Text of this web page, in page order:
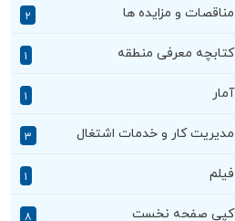
مناقصات و مزایده ها ۲
کتابچه معرفی منطقه ۱
آمار ۱
مدیریت کار و خدمات اشتغال ۳
فیلم ۱
کپی صفحه نخست ۸